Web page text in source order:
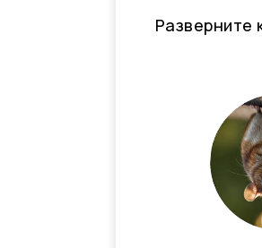
Разверните